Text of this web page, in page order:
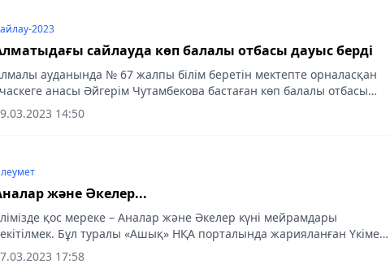
2023
сайлауда көп балалы отбасы дауыс берді
ауданында № 67 жалпы білім беретін мектепте орналасқан
анасы Әйгерім Чутамбекова бастаған көп балалы отбасы
деп хабарлайды Аlmaty-akshamy.kz.
14:50
және Әкелер...
қос мереке – Аналар және Әкелер күні мейрамдары
Бұл туралы «Ашық» НҚА порталында жарияланған Үкімет
жобасында жазылған, деп хабарлайды ҚазАқпарат
17:58